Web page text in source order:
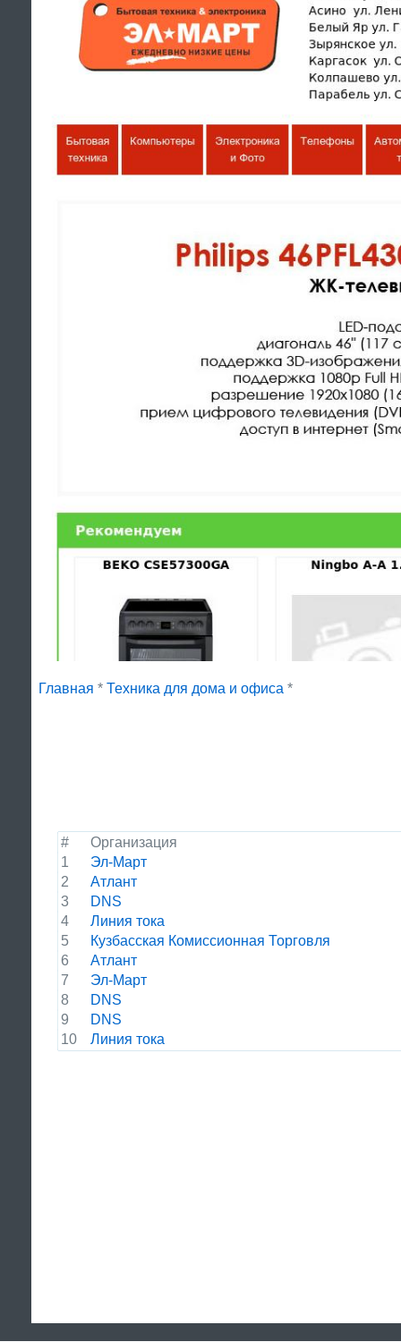
Главная * Техника для дома и офиса *
#
Организация
1
Эл-Март
2
Атлант
3
DNS
4
Линия тока
5
Кузбасская Комиссионная Торговля
6
Атлант
7
Эл-Март
8
DNS
9
DNS
10
Линия тока